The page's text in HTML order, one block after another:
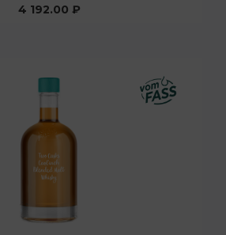
4 192.00 ₽